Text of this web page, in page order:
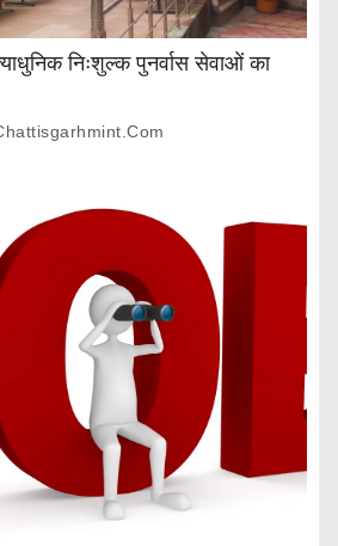
निःशुल्क पुनर्वास सेवाओं का